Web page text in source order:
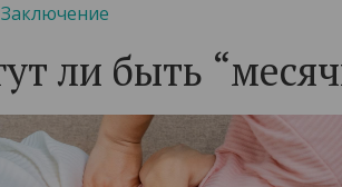
Заключение
ли быть